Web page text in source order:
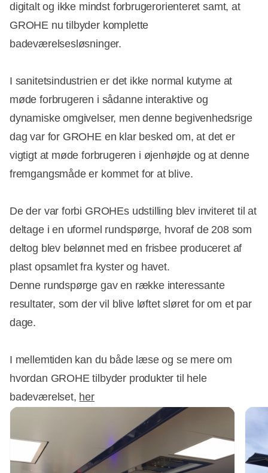
digitalt og ikke mindst forbrugerorienteret samt, at
GROHE nu tilbyder komplette
badeværelsesløsninger.
I sanitetsindustrien er det ikke normal kutyme at
møde forbrugeren i sådanne interaktive og
dynamiske omgivelser, men denne begivenhedsrige
dag var for GROHE en klar besked om, at det er
vigtigt at møde forbrugeren i øjenhøjde og at denne
fremgangsmåde er kommet for at blive.
De der var forbi GROHEs udstilling blev inviteret til at
deltage i en uformel rundspørge, hvoraf de 208 som
deltog blev belønnet med en frisbee produceret af
plast opsamlet fra kyster og havet.
Denne rundspørge gav en række interessante
resultater, som der vil blive løftet sløret for om et par
dage.
I mellemtiden kan du både læse og se mere om
hvordan GROHE tilbyder produkter til hele
badeværelset, her